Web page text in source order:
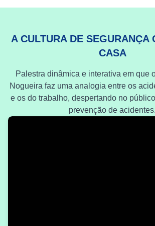
A CULTURA DE SEGURANÇA
CASA
Palestra dinâmica e interativa em que
Nogueira faz uma analogia entre os
e os do trabalho, despertando no
prevenção de acidentes.